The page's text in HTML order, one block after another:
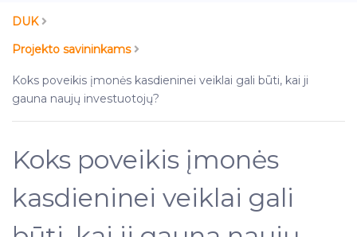
DUK
Projekto savininkams
Koks poveikis įmonės kasdieninei veiklai gali būti, kai ji
gauna naujų investuotojų?
Koks poveikis įmonės
kasdieninei veiklai gali